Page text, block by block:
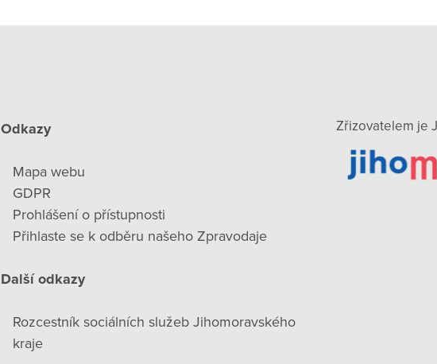
Odkazy
Mapa webu
GDPR
Prohlášení o přístupnosti
Přihlaste se k odběru našeho Zpravodaje
Další odkazy
Rozcestník sociálních služeb Jihomoravského
kraje
Zřizovatelem je